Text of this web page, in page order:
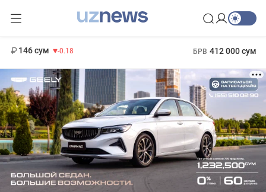
146 сум -0.18 БРВ 412 000 сум